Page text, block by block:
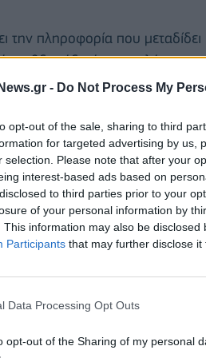
- Do Not Process My
opt-out of the sale, sharing to third
for targeted advertising by us,
selection. Please note that after your
interest-based ads based on
to third parties prior to your
of your personal information by
This information may also be
Participants that may further disclose it
Data Processing Opt Outs
opt-out of the Sharing of my personal
την πληροφορία που
εβδομάδα ότι «ο πελάτης